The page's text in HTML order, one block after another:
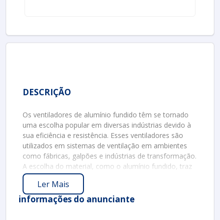
DESCRIÇÃO
Os ventiladores de alumínio fundido têm se tornado
uma escolha popular em diversas indústrias devido à
sua eficiência e resistência. Esses ventiladores são
utilizados em sistemas de ventilação em ambientes
como fábricas, galpões e indústrias de transformação.
A escolha do material, como o alumínio fundido, traz
vantagens significativas, que serão detalhadas a
seguir.
VANTAGENS DOS VENTILADORES DE
Ler Mais
informações do anunciante